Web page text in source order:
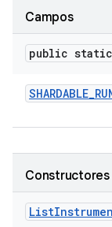
Campos
public
SHARDABLE_
List